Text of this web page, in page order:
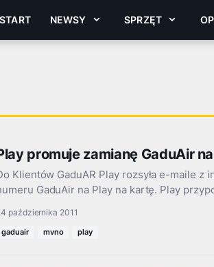
START NEWSY SPRZĘT
promuje zamianę GaduAir
Klientów GaduAR Play rozsyła e-maile
GaduAir na Play na kartę. Play
października 2011
gaduair mvno play